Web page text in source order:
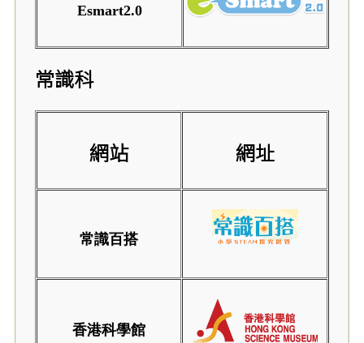
Esmart2.0
常識科
網站 網址
常識百搭
香港科學館